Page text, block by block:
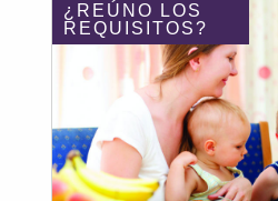
¿REÚNO LOS
REQUISITOS?